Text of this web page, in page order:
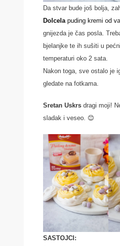
Da stvar bude još bolja,
Dolcela puding kremi od
gnijezda je čas posla.
bjelanjke te ih sušiti u
temperaturi oko 2 sata.
Nakon toga, sve ostalo je
gledate na fotkama.
Sretan Uskrs dragi moji!
sladak i veseo. 😊
SASTOJCI: